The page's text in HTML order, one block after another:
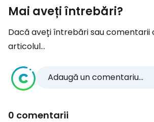
Mai aveți întrebări?
Dacă aveți întrebări sau comentarii
articolul...
Adaugă un comentariu...
0 comentarii